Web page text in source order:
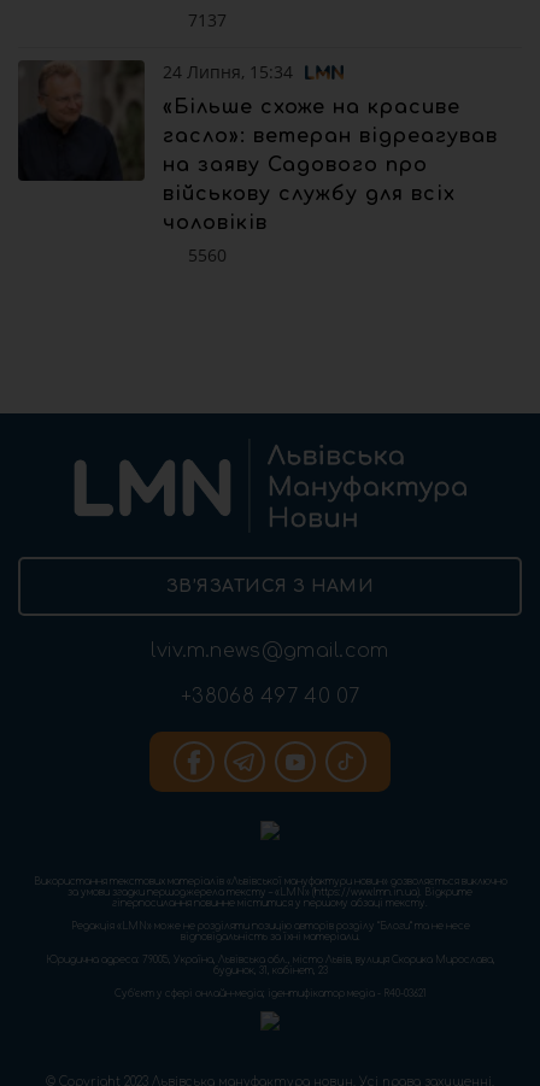
7137
24 Липня, 15:34
«Більше схоже на красиве
гасло»: ветеран відреагував
на заяву Садового про
військову службу для всіх
чоловіків
5560
ЗВ’ЯЗАТИСЯ З НАМИ
lviv.m.news@gmail.com
+38068 497 40 07
Використання текстових матеріалів «Львівської мануфактури новин» дозволяється виключно
за умови згадки першоджерела тексту – «LMN» (https://www.lmn.in.ua). Відкрите
гіперпосилання повинне міститися у першому абзаці тексту.
Редакція «LMN» може не розділяти позицію авторів розділу “Блоги” та не несе
відповідальність за їхні матеріали.
Юридична адреса: 79005, Україна, Львівська обл., місто Львів, вулиця Скорика Мирослава,
будинок, 31, кабінет, 23
Cуб'єкт у сфері онлайн-медіа; ідентифікатор медіа - R40-03621
© Copyright 2023 Львівська мануфактура новин. Усі права захищенні.